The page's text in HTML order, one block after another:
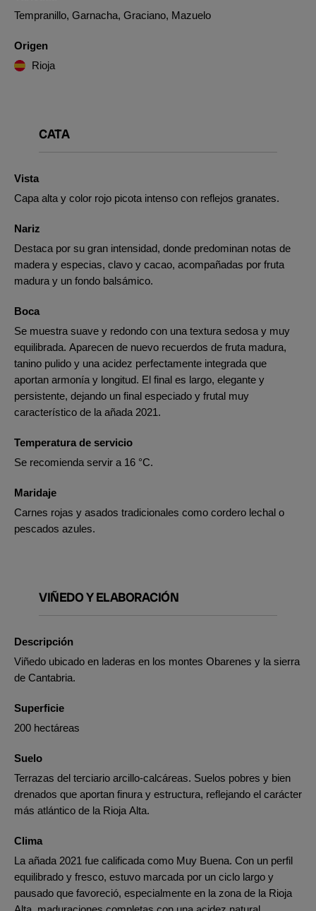
Tempranillo, Garnacha, Graciano, Mazuelo
Origen
Rioja
CATA
Vista
Capa alta y color rojo picota intenso con reflejos granates.
Nariz
Destaca por su gran intensidad, donde predominan notas de
madera y especias, clavo y cacao, acompañadas por fruta
madura y un fondo balsámico.
Boca
Se muestra suave y redondo con una textura sedosa y muy
equilibrada. Aparecen de nuevo recuerdos de fruta madura,
tanino pulido y una acidez perfectamente integrada que
aportan armonía y longitud. El final es largo, elegante y
persistente, dejando un final especiado y frutal muy
característico de la añada 2021.
Temperatura de servicio
Se recomienda servir a 16 °C.
Maridaje
Carnes rojas y asados tradicionales como cordero lechal o
pescados azules.
VIÑEDO Y ELABORACIÓN
Descripción
Viñedo ubicado en laderas en los montes Obarenes y la sierra
de Cantabria.
Superficie
200 hectáreas
Suelo
Terrazas del terciario arcillo-calcáreas. Suelos pobres y bien
drenados que aportan finura y estructura, reflejando el carácter
más atlántico de la Rioja Alta.
Clima
La añada 2021 fue calificada como Muy Buena. Con un perfil
equilibrado y fresco, estuvo marcada por un ciclo largo y
pausado que favoreció, especialmente en la zona de la Rioja